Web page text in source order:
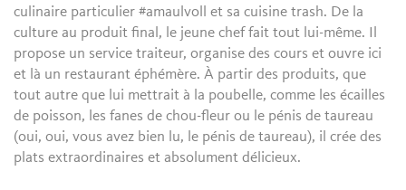
culinaire particulier #amaulvoll et sa cuisine trash. De la
culture au produit final, le jeune chef fait tout lui-même. Il
propose un service traiteur, organise des cours et ouvre ici
et là un restaurant éphémère. À partir des produits, que
tout autre que lui mettrait à la poubelle, comme les écailles
de poisson, les fanes de chou-fleur ou le pénis de taureau
(oui, oui, vous avez bien lu, le pénis de taureau), il crée des
plats extraordinaires et absolument délicieux.